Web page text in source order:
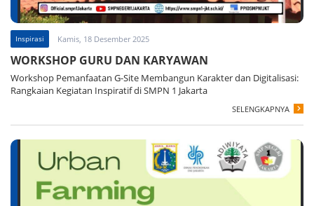
Inspirasi Kamis, 18 Desember 2025
WORKSHOP GURU DAN KARYAWAN
Workshop Pemanfaatan G-Site Membangun Karakter dan Digitalisasi:
Rangkaian Kegiatan Inspiratif di SMPN 1 Jakarta
SELENGKAPNYA